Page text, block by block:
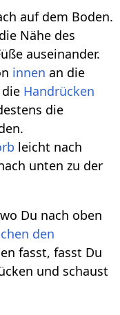
auf dem Boden.
Nähe des
auseinander.
innen an die
Handrücken
die
leicht nach
unten zu der
Du nach oben
den
fasst, fasst Du
und schaust